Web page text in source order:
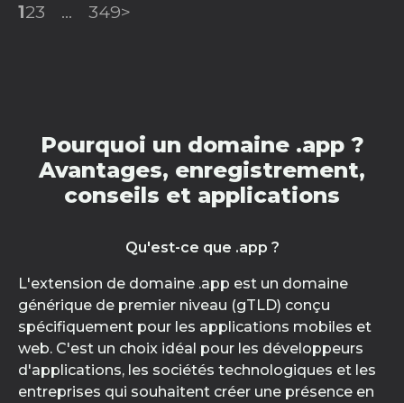
123 ... 349>
Pourquoi un domaine .app ?
Avantages, enregistrement,
conseils et applications
Qu'est-ce que .app ?
L'extension de domaine .app est un domaine
générique de premier niveau (gTLD) conçu
spécifiquement pour les applications mobiles et
web. C'est un choix idéal pour les développeurs
d'applications, les sociétés technologiques et les
entreprises qui souhaitent créer une présence en